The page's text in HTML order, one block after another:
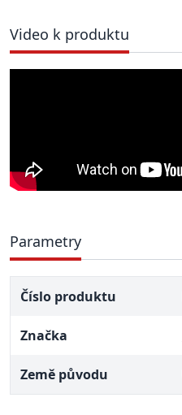
Video k produktu
Parametry
Číslo produktu
Značka
Země původu